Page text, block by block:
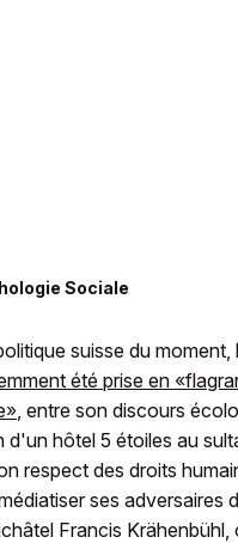
Sociale
suisse du moment,
été prise en
, entre son discours
hôtel 5 étoiles au
respect des droits
ses adversaires
Francis Krähenbühl,